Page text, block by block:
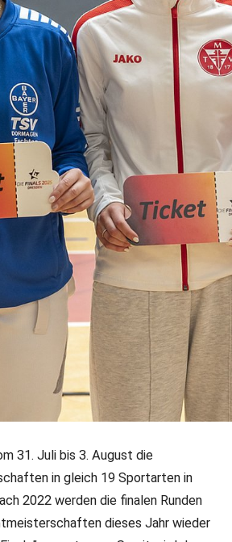
Schneider •
für Finals in
31. Juli bis 3. August die
in gleich 19 Sportarten in
2022 werden die finalen Runden
dieses Jahr wieder